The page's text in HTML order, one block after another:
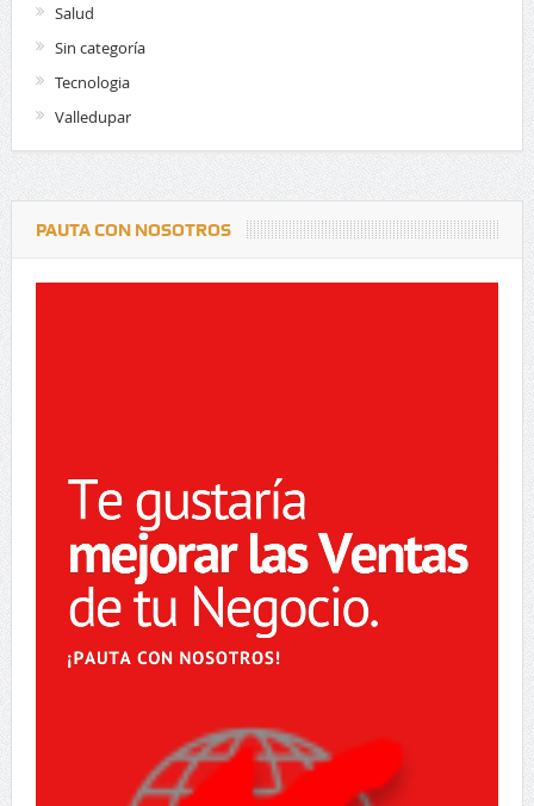
Salud
Sin categoría
Tecnologia
Valledupar
PAUTA CON NOSOTROS